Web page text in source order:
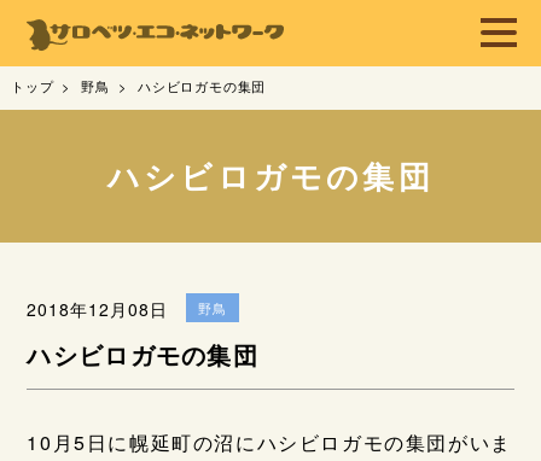
トップ 野鳥 ハシビロガモの集団
ハシビロガモの集団
2018年12月08日 野鳥
ハシビロガモの集団
10月5日に幌延町の沼にハシビロガモの集団がいま